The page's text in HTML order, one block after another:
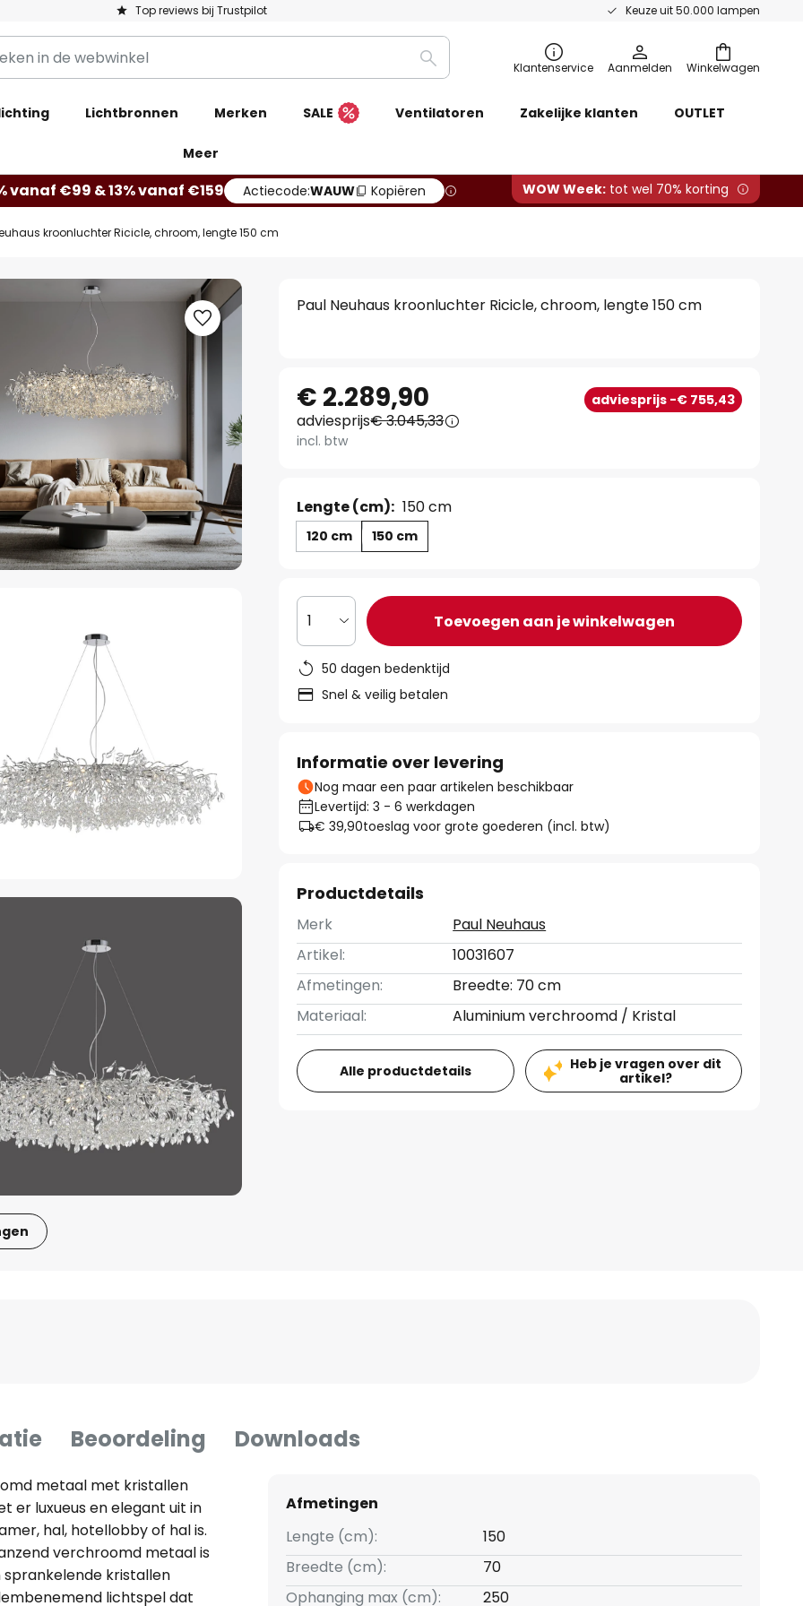
Top reviews bij Trustpilot Keuze uit 50.000 lampen
Winkelwagen
Zoeken Klantenservice Aanmelden
Lichtbronnen Merken SALE Ventilatoren Zakelijke klanten OUTLET
Meer
vanaf €99 & 13% vanaf €159 Actiecode:WAUW Kopiëren WOW Week: tot wel 70% korting
kroonluchter Ricicle, chroom, lengte 150 cm
Paul Neuhaus kroonluchter Ricicle, chroom, lengte 150 cm
€ 2.289,90 adviesprijs -€ 755,43
adviesprijs€ 3.045,33
incl. btw
Lengte (cm): 150 cm
120 cm 150 cm
1 Toevoegen aan je winkelwagen
50 dagen bedenktijd
Snel & veilig betalen
Informatie over levering
Nog maar een paar artikelen beschikbaar
Levertijd: 3 - 6 werkdagen
€ 39,90toeslag voor grote goederen (incl. btw)
Productdetails
Merk
Paul Neuhaus
Artikel:
10031607
Afmetingen:
Breedte: 70 cm
Materiaal:
Aluminium verchroomd / Kristal
Alle productdetails
Heb je vragen over dit
artikel?
Beoordeling Downloads
metaal met kristallen
er luxueus en elegant uit in
hal, hotellobby of hal is.
verchroomd metaal is
kristallen
lichtspel dat
Afmetingen
Lengte (cm):
150
Breedte (cm):
70
Ophanging max (cm):
250